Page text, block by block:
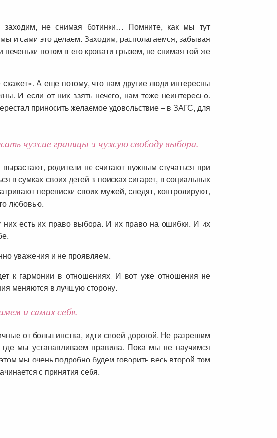
не снимая ботинки… Помните, как мы тут
и сами это делаем. Заходим, располагаемся, забывая
потом в его кровати грызем, не снимая той же
А еще потому, что нам другие люди интересны
И если от них взять нечего, нам тоже неинтересно.
приносить желаемое удовольствие – в ЗАГС, для
чужие границы и чужую свободу выбора.
родители не считают нужным стучаться при
в сумках своих детей в поисках сигарет, в социальных
переписки своих мужей, следят, контролируют,
любовью.
них есть их право выбора. И их право на ошибки. И их
уважения и не проявляем.
к гармонии в отношениях. И вот уже отношения не
меняются в лучшую сторону.
и самих себя.
от большинства, идти своей дорогой. Не разрешим
мы устанавливаем правила. Пока мы не научимся
мы очень подробно будем говорить весь второй том
с принятия себя.